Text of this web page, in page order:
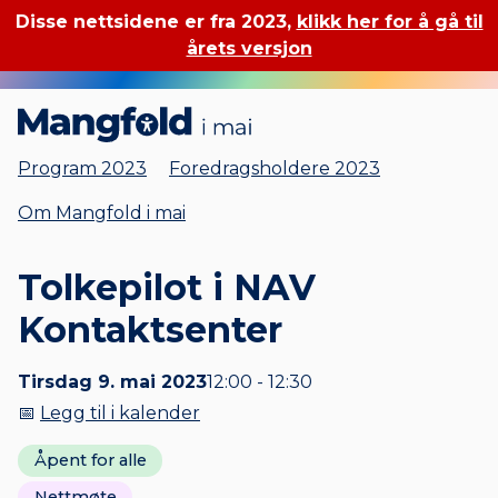
Disse nettsidene er fra 2023, klikk her for å gå til
årets versjon
Program 2023 Foredragsholdere 2023
Om Mangfold i mai
Tolkepilot i NAV
Kontaktsenter
Tirsdag 9. mai 202312:00 - 12:30
📅 Legg til i kalender
Åpent for alle